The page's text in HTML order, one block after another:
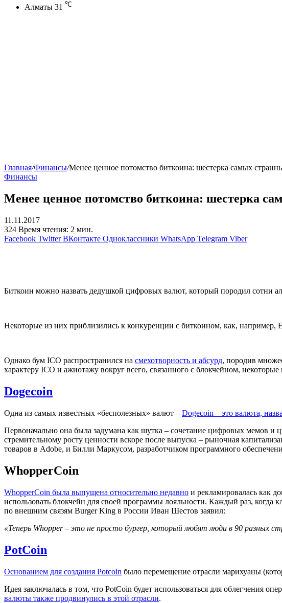
Алматы 31 ℃
Главная/Финансы/Менее ценное потомство биткоина: шестерка самых
Финансы
Менее ценное потомство биткоина: шестерка
11.11.2017
324 Время чтения: 2 мин.
Facebook Twitter ВКонтакте Одноклассники WhatsApp Telegram Viber
Биткоин можно назвать дедушкой цифровых валют, который породил сотни
Некоторые из них приблизились к конкуренции с биткоином, как,
Однако бум ICO распространился на смехотворность и абсурд, породив
характеру ICO и ажиотажу вокруг всего, связанного с блокчейном,
Dogecoin
Одна из самых известных «бесполезных» валют – Dogecoin – это валюта,
Первоначально она была задумана как шутка – сочетание цифровых мемов и
стремительному росту ценности вскоре после выпуска – рыночная
товаров в Adobe, и Билли Маркусом, разработчиком программного
WhopperCoin
WhopperCoin была выпущена относительно недавно и рекламировалась как
использовать блокчейн для своей программы лояльности. Каждый раз,
по внешним связям Burger King в России Иван Шестов заявил:
«Теперь Whopper – это не просто бургер, который любят люди в 90 разных
PotCoin
Основанием для создания Potcoin было перемещение отрасли марихуаны
Идея заключалась в том, что PotCoin будет использоваться для облегчения
валюты также продвинулись в этой отрасли.